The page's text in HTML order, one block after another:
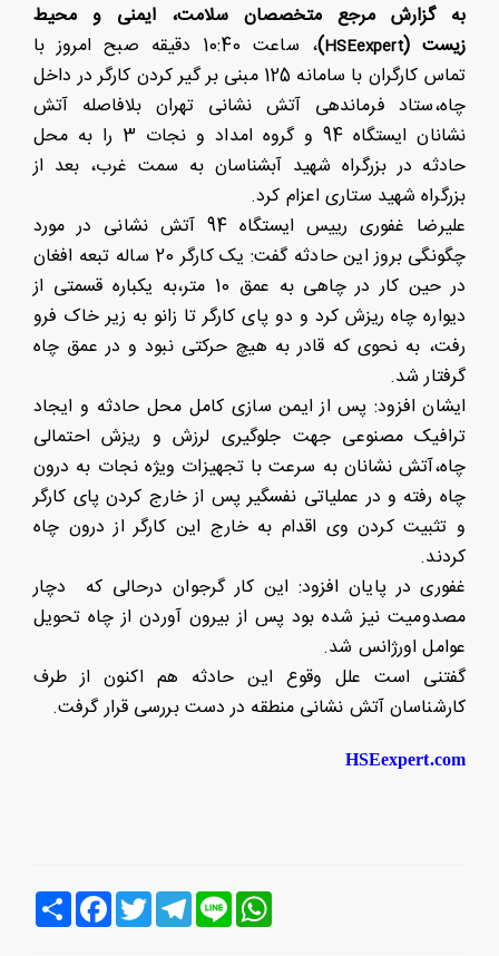
به گزارشمرجع متخصصان سلامت، ایمنی و محیط
زیست (
HSEexpert
)
، ساعت 10:40 دقیقه صبح امروز با
تماس کارگران با سامانه 125 مبنی بر گیر کردن کارگر در داخل
چاه،ستاد فرماندهی آتش نشانی تهران بلافاصله آتش
نشانان ایستگاه 94 و گروه امداد و نجات 3 را به محل
حادثه در بزرگراه شهید آبشناسان به سمت غرب، بعد از
بزرگراه شهید ستاری اعزام کرد.
علیرضا غفوری رییس ایستگاه 94 آتش نشانی در مورد
چگونگی بروز این حادثه گفت: یک کارگر 20 ساله تبعه افغان
در حین کار در چاهی به عمق 10 متر،به یکباره قسمتی از
دیواره چاه ریزش کرد و دو پای کارگر تا زانو به زیر خاک فرو
رفت، به نحوی که قادر به هیچ حرکتی نبود و در عمق چاه
گرفتار شد.
ایشان افزود: پس از ایمن سازی کامل محل حادثه و ایجاد
ترافیک مصنوعی جهت جلوگیری لرزش و ریزش احتمالی
چاه،آتش نشانان به سرعت با تجهیزات ویژه نجات به درون
چاه رفته و در عملیاتی نفسگیر پس از خارج کردن پای کارگر
و تثبیت کردن وی اقدام به خارج این کارگر از درون چاه
کردند.
غفوری در پایان افزود: این کار گرجوان درحالی که دچار
مصدومیت نیز شده بود پس از بیرون آوردن از چاه تحویل
عوامل اورژانس شد.
گفتنی است علل وقوع این حادثه هم اکنون از طرف
کارشناسان آتش نشانی منطقه در دست بررسی قرار گرفت.
HSEexpert.com
اشتراک
FacebookTwitter
Telegram Line
WhatsApp